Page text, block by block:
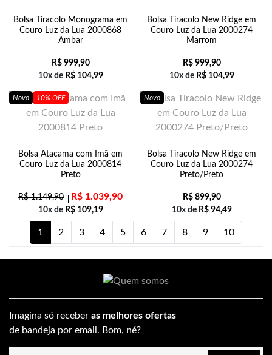
Bolsa Tiracolo Monograma em
Couro Luz da Lua 2000868
Ambar
R$999,90
10x de R$104,99
Bolsa Tiracolo New Ridge em
Couro Luz da Lua 2000274
Marrom
R$999,90
10x de R$104,99
Novo 10% OFF
Bolsa Atacama com Imã em
Couro Luz da Lua 2000814
Preto
R$1.149,90 R$ 1.039,90
10x de R$109,19
Novo
Bolsa Tiracolo New Ridge em
Couro Luz da Lua 2000274
Preto/Preto
R$899,90
10x de R$94,49
1 2 3 4 5 6 7 8 9 10
Imagina só receber as melhores ofertas
de bandeja por email. Bom, né?